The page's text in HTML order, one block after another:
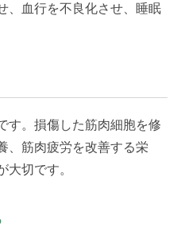
、血行を不良化させ、睡眠
す。損傷した筋肉細胞を修
、筋肉疲労を改善する栄
大切です。